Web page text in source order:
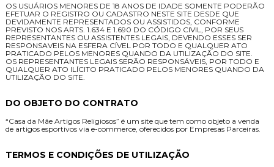
OS USUÁRIOS MENORES DE 18 ANOS DE IDADE SOMENTE PODERÃO
EFETUAR O REGISTRO OU CADASTRO NESTE SITE DESDE QUE
DEVIDAMENTE REPRESENTADOS OU ASSISTIDOS, CONFORME
PREVISTO NOS ARTS. 1.634 E 1.690 DO CÓDIGO CIVIL, POR SEUS
REPRESENTANTES OU ASSISTENTES LEGAIS, DEVENDO ESSES SER
RESPONSAVEIS NA ESFERA CÍVEL POR TODO E QUALQUER ATO
PRATICADO PELOS MENORES QUANDO DA UTILIZAÇÃO DO SITE.
OS REPRESENTANTES LEGAIS SERÃO RESPONSÁVEIS, POR TODO E
QUALQUER ATO ILÍCITO PRATICADO PELOS MENORES QUANDO DA
UTILIZAÇÃO DO SITE.
DO OBJETO DO CONTRATO
“Casa da Mãe Artigos Religiosos” é um site que tem como objeto a venda
de artigos esportivos via e-commerce, oferecidos por Empresas Parceiras.
TERMOS E CONDIÇÕES DE UTILIZAÇÃO